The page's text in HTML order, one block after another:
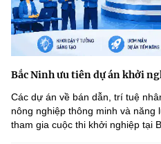
Bắc Ninh ưu tiên dự án khởi
Các dự án về bán dẫn, trí tuệ
nông nghiệp thông minh và
tham gia cuộc thi khởi nghiệp tại